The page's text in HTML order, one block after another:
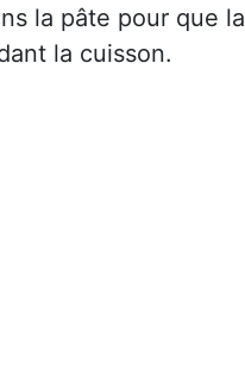
la pâte pour que la
la cuisson.